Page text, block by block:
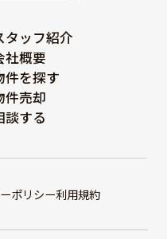
タッフ紹介
社概要
件を探す
件売却
談する
ポリシー利用規約